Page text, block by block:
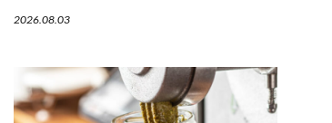
2026.08.03